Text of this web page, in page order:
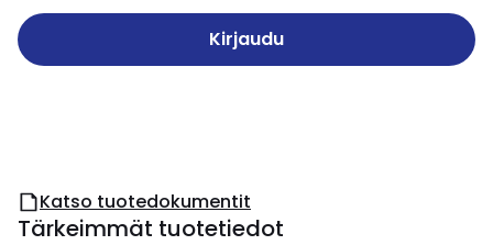
Kirjaudu
Katso tuotedokumentit
Tärkeimmät tuotetiedot